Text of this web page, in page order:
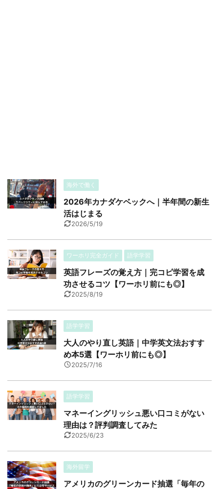
海外で働く
2026年カナダケベックへ｜半年間の新生
活はじまる
2026/5/19
ワーホリ完全ガイド 語学学習
英語フレーズの覚え方｜完コピ学習を成
功させるコツ【ワーホリ前にも◎】
2025/8/19
語学学習
大人のやり直し英語｜中学英文法おすす
め本5選【ワーホリ前にも◎】
2025/7/16
語学学習
マネーイングリッシュ悪い口コミがない
理由は？評判調査してみた
2025/6/23
海外留学
アメリカのグリーンカード抽選「毎年の